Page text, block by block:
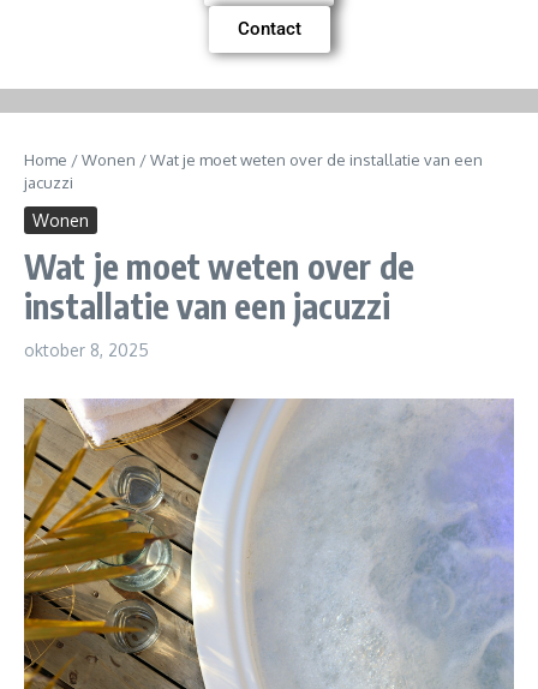
Contact
Home /Wonen /Wat je moet weten over de installatie van een
jacuzzi
Wonen
Wat je moet weten over de
installatie van een jacuzzi
oktober 8, 2025